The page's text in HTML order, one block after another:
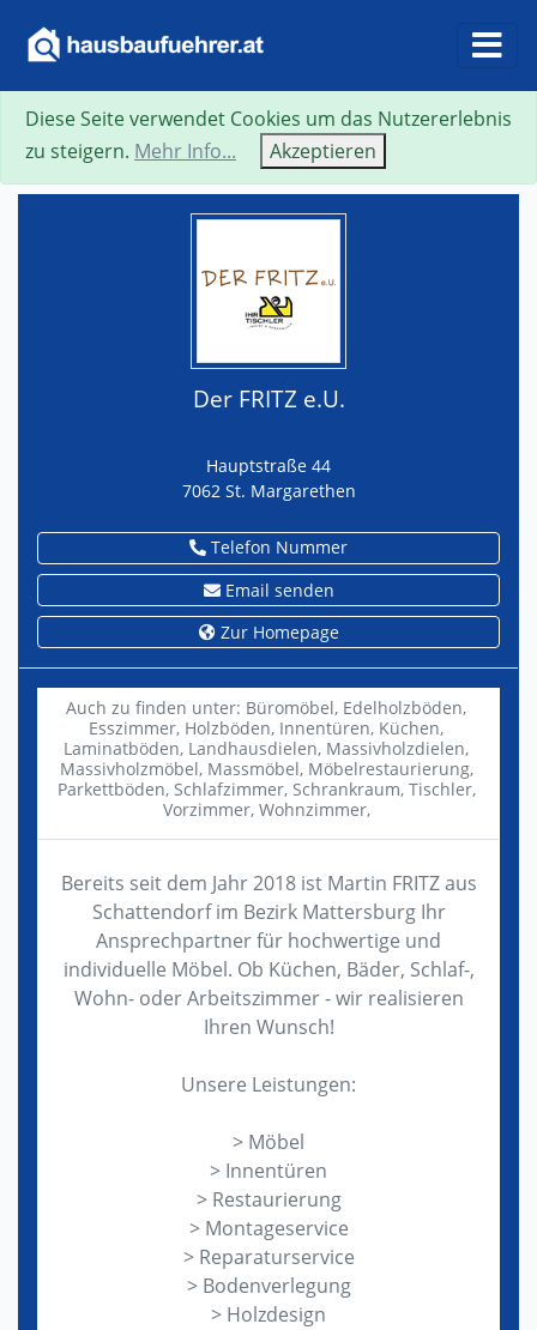
Suche Neue Suche Zurück
Der FRITZ e.U.
Hauptstraße 44
7062 St. Margarethen
Telefon Nummer
Email senden
Zur Homepage
Auch zu finden unter: Büromöbel, Edelholzböden,
Esszimmer, Holzböden, Innentüren, Küchen,
Laminatböden, Landhausdielen, Massivholzdielen,
Massivholzmöbel, Massmöbel, Möbelrestaurierung,
Parkettböden, Schlafzimmer, Schrankraum, Tischler,
Vorzimmer, Wohnzimmer,
Bereits seit dem Jahr 2018 ist Martin FRITZ aus
Schattendorf im Bezirk Mattersburg Ihr
Ansprechpartner für hochwertige und
individuelle Möbel. Ob Küchen, Bäder, Schlaf-,
Wohn- oder Arbeitszimmer - wir realisieren
Ihren Wunsch!
Unsere Leistungen:
> Möbel
> Innentüren
> Restaurierung
> Montageservice
> Reparaturservice
> Bodenverlegung
> Holzdesign
Diese Seite verwendet Cookies um das Nutzererlebnis
zu steigern. Mehr Info... Akzeptieren